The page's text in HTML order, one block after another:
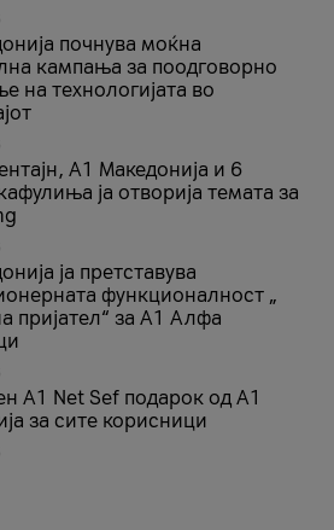
почнува моќна
кампања за поодговорно
на технологијата во
A1 Македонија и 6
ја отворија темата за
ја претставува
функционалност „
пријател“ за А1 Алфа
A1 Net Sеf подарок од А1
за сите корисници